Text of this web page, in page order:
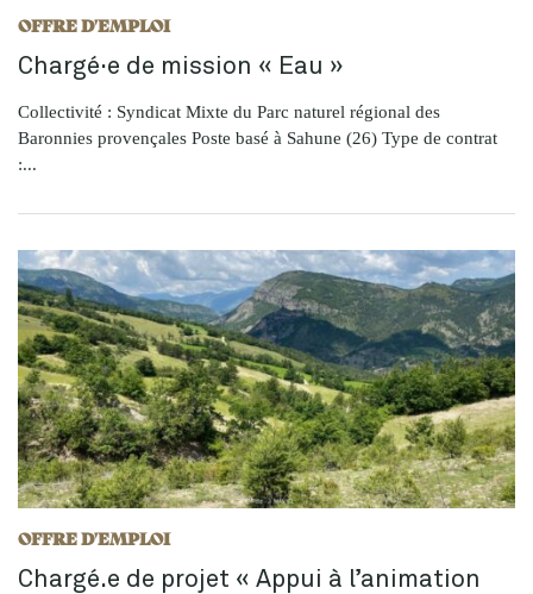
OFFRE D'EMPLOI
Chargé·e de mission « Eau »
Collectivité : Syndicat Mixte du Parc naturel régional des
Baronnies provençales Poste basé à Sahune (26) Type de contrat
:...
OFFRE D'EMPLOI
Chargé.e de projet « Appui à l’animation